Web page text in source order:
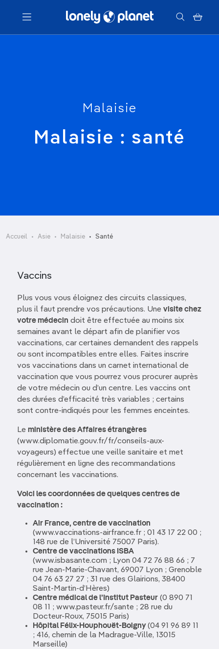
Menu
Malaisie
Malaisie : santé
Accueil Asie Malaisie Santé
Vaccins
Plus vous vous éloignez des circuits classiques,
plus il faut prendre vos précautions. Une visite chez
votre médecin doit être effectuée au moins six
semaines avant le départ afin de planifier vos
vaccinations, car certaines demandent des rappels
ou sont incompatibles entre elles. Faites inscrire
vos vaccinations dans un carnet international de
vaccination que vous pourrez vous procurer auprès
de votre médecin ou d’un centre. Les vaccins ont
des durées d’efficacité très variables ; certains
sont contre-indiqués pour les femmes enceintes.
Le ministère des Affaires étrangères
(www.diplomatie.gouv.fr/fr/conseils-aux-
voyageurs) effectue une veille sanitaire et met
régulièrement en ligne des recommandations
concernant les vaccinations.
Voici les coordonnées de quelques centres de
vaccination :
Air France, centre de vaccination
(www.vaccinations-airfrance.fr ; 01 43 17 22 00 ;
148 rue de l’Université 75007 Paris).
Centre de vaccinations ISBA
(www.isbasante.com ; Lyon 04 72 76 88 66 ; 7
rue Jean-Marie-Chavant, 69007 Lyon ; Grenoble
04 76 63 27 27 ; 31 rue des Glairions, 38400
Saint-Martin-d’Hères)
Centre médical de l’Institut Pasteur (0 890 71
08 11 ; www.pasteur.fr/sante ; 28 rue du
Docteur-Roux, 75015 Paris)
Hôpital Félix-Houphouët-Boigny(04 91 96 89 11
; 416, chemin de la Madrague-Ville, 13015
Marseille)